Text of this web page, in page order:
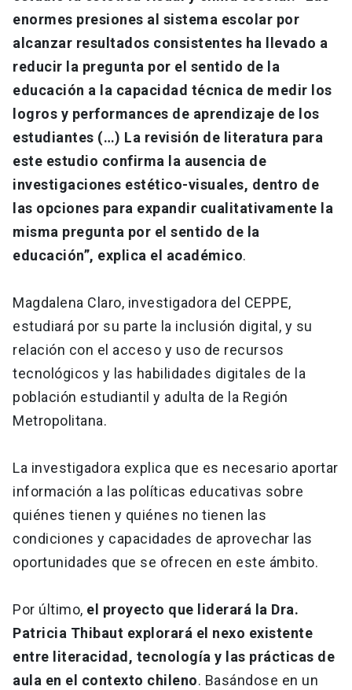
enormes presiones al sistema escolar por
alcanzar resultados consistentes ha llevado a
reducir la pregunta por el sentido de la
educación a la capacidad técnica de medir los
logros y performances de aprendizaje de los
estudiantes (…) La revisión de literatura para
este estudio confirma la ausencia de
investigaciones estético-visuales, dentro de
las opciones para expandir cualitativamente la
misma pregunta por el sentido de la
educación”, explica el académico.
Magdalena Claro, investigadora del CEPPE,
estudiará por su parte la inclusión digital, y su
relación con el acceso y uso de recursos
tecnológicos y las habilidades digitales de la
población estudiantil y adulta de la Región
Metropolitana.
La investigadora explica que es necesario aportar
información a las políticas educativas sobre
quiénes tienen y quiénes no tienen las
condiciones y capacidades de aprovechar las
oportunidades que se ofrecen en este ámbito.
Por último, el proyecto que liderará la Dra.
Patricia Thibaut explorará el nexo existente
entre literacidad, tecnología y las prácticas de
aula en el contexto chileno. Basándose en un